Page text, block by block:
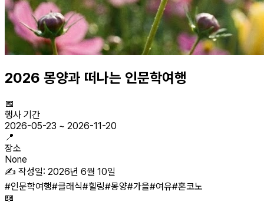
2026 몽양과 떠나는 인문학여행
📅
행사 기간
2026-05-23 ~ 2026-11-20
📍
장소
None
✍️ 작성일: 2026년 6월 10일
#인문학여행#클래식#힐링#몽양#가을#여유#혼코노
📖